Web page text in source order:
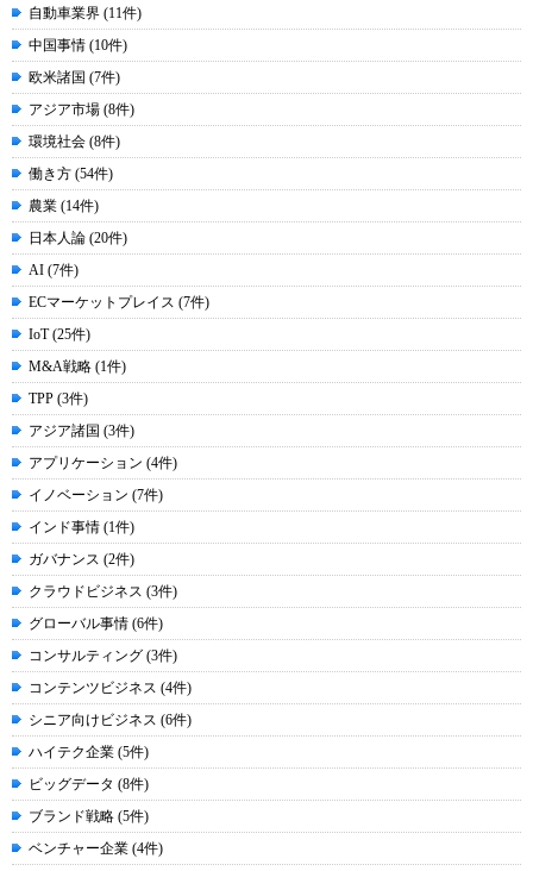
自動車業界 (11件)
中国事情 (10件)
欧米諸国 (7件)
アジア市場 (8件)
環境社会 (8件)
働き方 (54件)
農業 (14件)
日本人論 (20件)
AI (7件)
ECマーケットプレイス (7件)
IoT (25件)
M&A戦略 (1件)
TPP (3件)
アジア諸国 (3件)
アプリケーション (4件)
イノベーション (7件)
インド事情 (1件)
ガバナンス (2件)
クラウドビジネス (3件)
グローバル事情 (6件)
コンサルティング (3件)
コンテンツビジネス (4件)
シニア向けビジネス (6件)
ハイテク企業 (5件)
ビッグデータ (8件)
ブランド戦略 (5件)
ベンチャー企業 (4件)